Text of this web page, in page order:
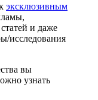
эксклюзивным
и даже
исследования
вы
узнать